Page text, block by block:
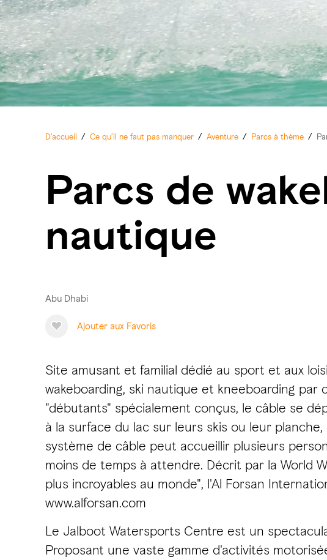
D'accueil / Ce qu’il ne faut pas manquer / Aventure / Parcs à thème /
Parcs de
nautique
Abu Dhabi
Ajouter aux Favoris
Site amusant et familial dédié au sport et aux
wakeboarding, ski nautique et kneeboarding
"débutants" spécialement conçus, le câble se
à la surface du lac sur leurs skis ou leur
système de câble peut accueillir plusieurs
moins de temps à attendre. Décrit par la World
plus incroyables au monde", l'Al Forsan
www.alforsan.com
Le Jalboot Watersports Centre est un
Proposant une vaste gamme d'activités